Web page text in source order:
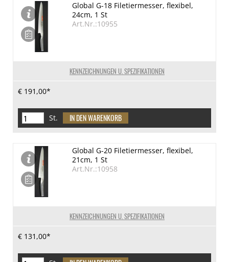
KENNZEICHNUNGEN U. SPEZIFIKATIONEN
Global G-18 Filetiermesser, flexibel,
24cm, 1 St
Art.Nr.:10955
€ 191,00*
St.
KENNZEICHNUNGEN U. SPEZIFIKATIONEN
Global G-20 Filetiermesser, flexibel,
21cm, 1 St
Art.Nr.:10958
€ 131,00*